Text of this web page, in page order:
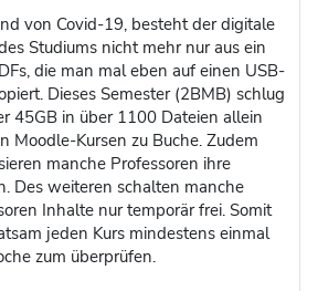
von Covid-19, besteht der digitale
Studiums nicht mehr nur aus ein
die man mal eben auf einen USB-
Dieses Semester (2BMB) schlug
45GB in über 1100 Dateien allein
Moodle-Kursen zu Buche. Zudem
manche Professoren ihre
Des weiteren schalten manche
Inhalte nur temporär frei. Somit
jeden Kurs mindestens einmal
zum überprüfen.